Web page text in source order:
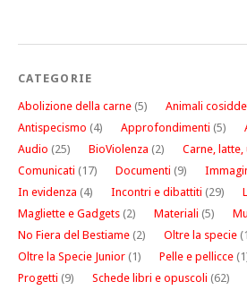
CATEGORIE
Abolizione della carne (5) Animali
Antispecismo (4) Approfondimenti (5)
Audio (25) BioViolenza (2) Carne, latte,
Comunicati (17) Documenti (9)
In evidenza (4) Incontri e dibattiti (29)
Magliette e Gadgets (2) Materiali (5)
No Fiera del Bestiame (2) Oltre la specie
Oltre la Specie Junior (1) Pelle e pellicce
Progetti (9) Schede libri e opuscoli (62)